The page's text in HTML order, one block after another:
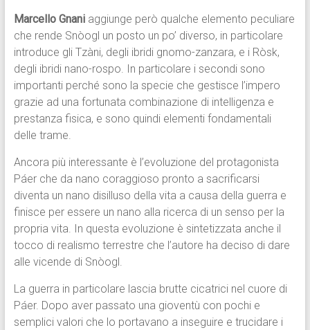
Marcello Gnaniaggiunge però qualche elemento peculiare
che rende Snòogl un posto un po’ diverso, in particolare
introduce gli Tzàni, degli ibridi gnomo-zanzara, e i Ròsk,
degli ibridi nano-rospo. In particolare i secondi sono
importanti perché sono la specie che gestisce l’impero
grazie ad una fortunata combinazione di intelligenza e
prestanza fisica, e sono quindi elementi fondamentali
delle trame.
Ancora più interessante è l’evoluzione del protagonista
Páer che da nano coraggioso pronto a sacrificarsi
diventa un nano disilluso della vita a causa della guerra e
finisce per essere un nano alla ricerca di un senso per la
propria vita. In questa evoluzione è sintetizzata anche il
tocco di realismo terrestre che l’autore ha deciso di dare
alle vicende di Snòogl.
La guerra in particolare lascia brutte cicatrici nel cuore di
Páer. Dopo aver passato una gioventù con pochi e
semplici valori che lo portavano a inseguire e trucidare i